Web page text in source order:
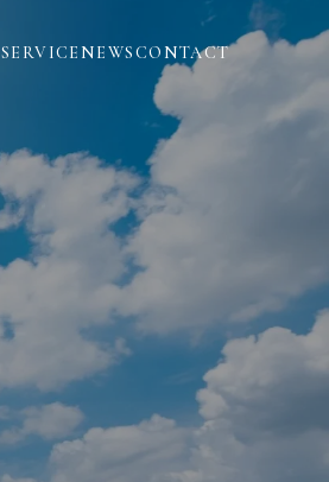
SERVICE NEWSCONTACT